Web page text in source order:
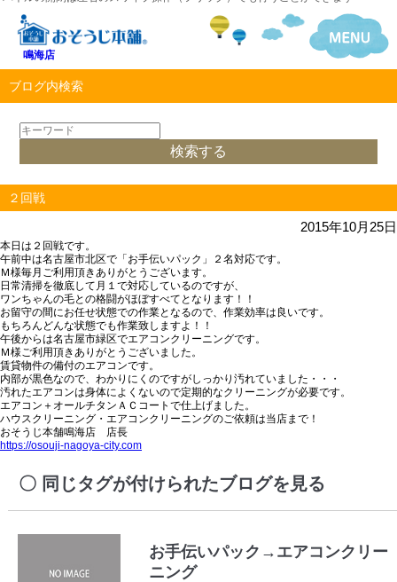
鳴海店
ブログ内検索
２回戦
2015年10月25日
本日は２回戦です。
午前中は名古屋市北区で「お手伝いパック」２名対応です。
Ｍ様毎月ご利用頂きありがとうございます。
日常清掃を徹底して月１で対応しているのですが、
ワンちゃんの毛との格闘がほぼすべてとなります！！
お留守の間にお任せ状態での作業となるので、作業効率は良いです。
もちろんどんな状態でも作業致しますよ！！
午後からは名古屋市緑区でエアコンクリーニングです。
Ｍ様ご利用頂きありがとうございました。
賃貸物件の備付のエアコンです。
内部が黒色なので、わかりにくのですがしっかり汚れていました・・・
汚れたエアコンは身体によくないので定期的なクリーニングが必要です。
エアコン＋オールチタンＡＣコートで仕上げました。
ハウスクリーニング・エアコンクリーニングのご依頼は当店まで！
おそうじ本舗鳴海店 店長
https://osouji-nagoya-city.com
同じタグが付けられたブログを見る
お手伝いパック→エアコンクリー
ニング